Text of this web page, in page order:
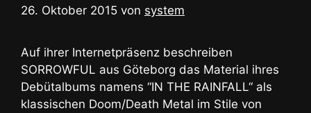
26. Oktober 2015 von system
Auf ihrer Internetpräsenz beschreiben
SORROWFUL aus Göteborg das Material ihres
Debütalbums namens “IN THE RAINFALL“ als
klassischen Doom/Death Metal im Stile von